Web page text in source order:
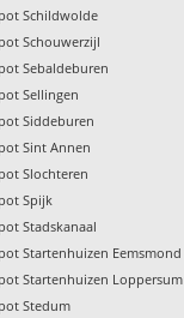
Schildwolde
Schouwerzijl
Sebaldeburen
Sellingen
Siddeburen
Sint Annen
Slochteren
Spijk
Stadskanaal
Startenhuizen Eemsmond
Startenhuizen Loppersum
Stedum